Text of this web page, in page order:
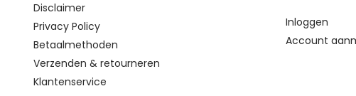
Disclaimer
Privacy Policy
Betaalmethoden
Verzenden & retourneren
Klantenservice
Inloggen
Account